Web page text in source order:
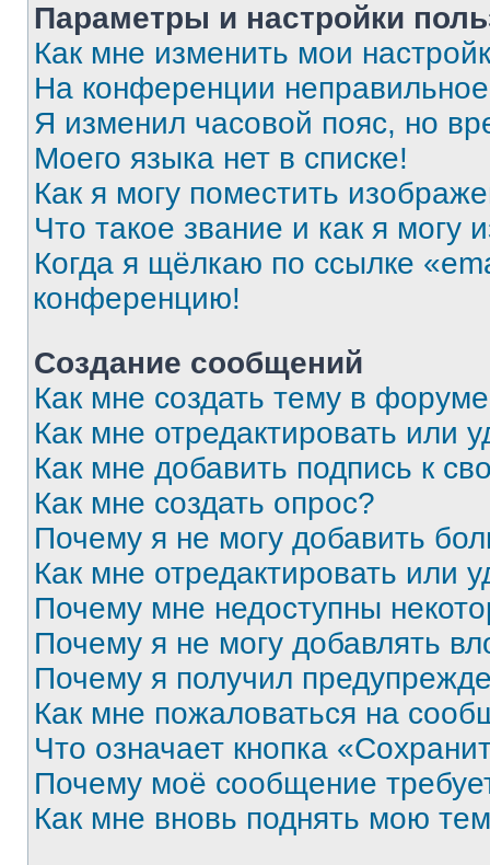
Параметры и настройки
Как мне изменить мои
На конференции
Я изменил часовой пояс, но
Моего языка нет в списке!
Как я могу поместить
Что такое звание и как я могу
Когда я щёлкаю по ссылке
конференцию!
Создание сообщений
Как мне создать тему в
Как мне отредактировать или
Как мне добавить подпись к
Как мне создать опрос?
Почему я не могу добавить
Как мне отредактировать или
Почему мне недоступны
Почему я не могу добавлять
Почему я получил
Как мне пожаловаться на
Что означает кнопка
Почему моё сообщение
Как мне вновь поднять мою